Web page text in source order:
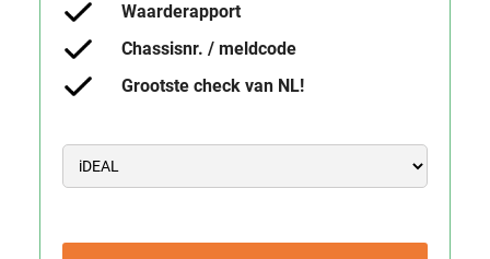
Waarderapport
Chassisnr. / meldcode
Grootste check van NL!